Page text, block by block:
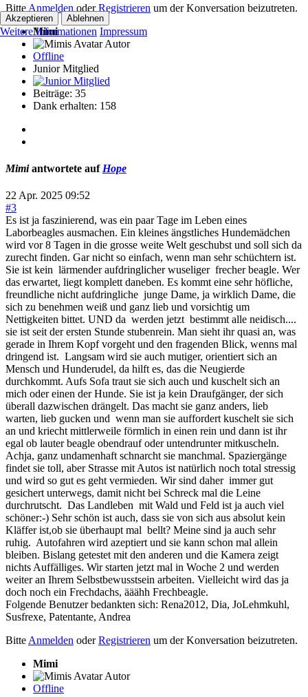
Bitte Anmelden oderRegistrieren um der Konversation beizutreten.
Mimi
Autor
Offline
Junior Mitglied
Beiträge: 35
Dank erhalten: 158
Mimiantwortete auf Hope
22 Apr. 2025 09:52
#3
Es ist ja faszinierend, was ein paar Tage im Leben eines
Laborbeagles ausmachen. Ein kleines ängstliches Hundemädchen
wird vor 8 Tagen in die grosse weite Welt geschubst und soll sich da
zurecht finden. Gar nicht so einfach, wenn man sehr schüchtern ist.
Sie ist kein lärmender aufdringlicher wuseliger frecher beagle. Wer
das erwartet, liegt komplett daneben. Es kommt eine sehr höfliche,
freundliche nicht aufdringliche junge Dame, ja wirklich Dame, die
sich zu benehmen weiß und ganz lieb und vorsichtig um
Nettigkeiten bittet. UND da werden jetzt bestimmt alle neidisch....
sie ist seit der ersten Stunde stubenrein. Man sieht ihr quasi an, was
gerade in Ihrem Kopf vorgeht und den fragenden Blick, wenns mal
dringend ist. Langsam wird sie auch mutiger, orientiert sich an
Mensch und Hunderudel, da hilft es, das die Neugierde
durchkommt. Aufs Sofa traut sie sich auch und kuschelt sich an
mich oder einen der Hunde. Sie ist ja kein Draufgänger, der sich
überall dazwischen drängelt. Das macht sie ganz anders, lieb
warten, lieb gucken und wenn man sie auffordert kuschelt sie sich
an und kriecht mittlerweile förmlich in einen rein und dann ist ihr
egal ob lauter beagle obendrauf oder untendrunter mitkuscheln.
Achja, ganz undamenhaft schnarcht sie manchmal. Spaziergänge
findet sie toll, aber Strasse mit Autos ist natürlich noch total stressig
und wird so gut es geht vermieden. Wir sind daher immer gut
gesichert unterwegs, damit nicht bei Schreck mal die Leine
durchrutscht. Das Landleben mit Wald und Feld ist ja auch viel
schöner:-) Sehr schön ist auch, dass sie von sich aus absolut kein
Kläffer ist,ob sie überhaupt mal bellt? Meine sind ja auch sehr
ruhig. Autofahren wird azeptiert und sie kann schon mal allein
bleiben. Bislang getestet mit den anderen und die Kamera zeigt
nichts Auffälliges. Wir starten jetzt mal in Woche 2 und werden
weiter an Ihrem Selbstbewusstsein arbeiten. Vielleicht wird das ja
doch noch ein Frechdachs, ääähh Frechbeagle.
Folgende Benutzer bedankten sich: Rena2012, Dia, JoLehmkuhl,
Susfrexe, Patentante, Andrea
BitteAnmelden oderRegistrieren um der Konversation beizutreten.
Mimi
Autor
Offline
Akzeptieren Ablehnen
Weitere Informationen Impressum